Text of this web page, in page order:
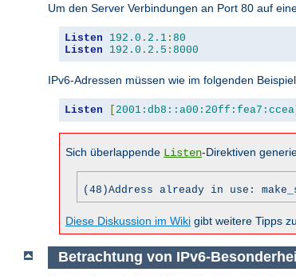
Um den Server Verbindungen an Port 80 auf
Listen 192.0 . 2.1 : 80
Listen
192.0 . 2.5 : 8000
IPv6-Adressen müssen wie im folgenden
Listen [ 2001:db8::a00:20ff:fea7:ccea
Sich überlappende Listen-Direktiven
(48)Address already in use:
Diese Diskussion im Wiki gibt weitere Tipps
Betrachtung von IPv6-